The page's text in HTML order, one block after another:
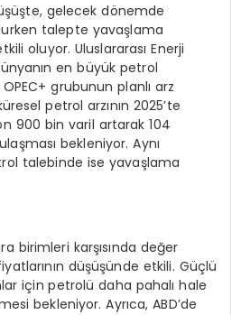
gelecek dönemde
talepte yavaşlama
oluyor. Uluslararası Enerji
en büyük petrol
grubunun planlı arz
petrol arzının 2025’te
900 bin varil artarak 104
bekleniyor. Aynı
talebinde ise yavaşlama
birimleri karşısında değer
düşüşünde etkili. Güçlü
için petrolü daha pahalı hale
bekleniyor. Ayrıca, ABD’de